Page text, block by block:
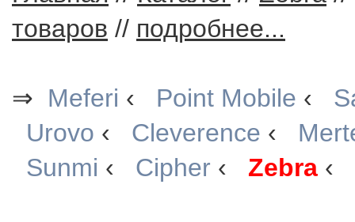
товаров // подробнее...
⇒ Meferi ‹ Point Mobile ‹
Urovo ‹ Cleverence ‹
Sunmi ‹ Cipher ‹ Zebra ‹